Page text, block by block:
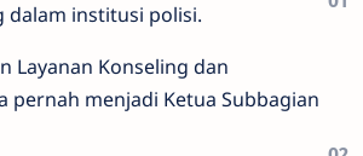
dalam institusi polisi.
Layanan Konseling dan
pernah menjadi Ketua Subbagian